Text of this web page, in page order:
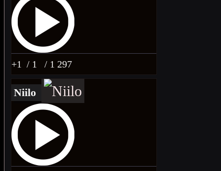
+1 / 1 / 1 297
Niilo